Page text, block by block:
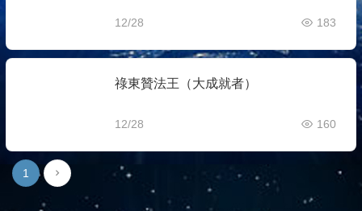
12/28 183
祿東贊法王（大成就者）
12/28 160
1